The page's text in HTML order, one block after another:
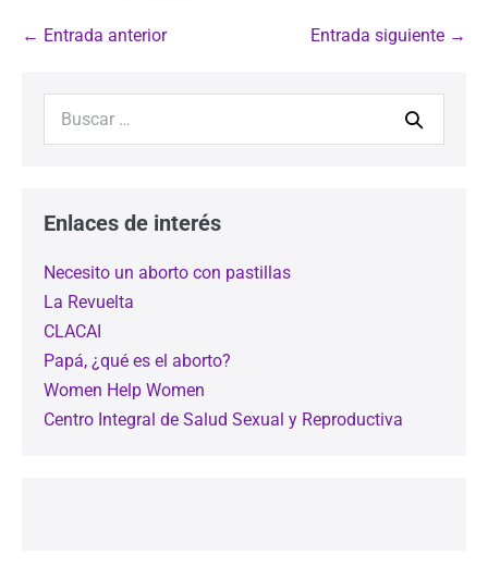
← Entrada anterior Entrada siguiente →
Enlaces de interés
Necesito un aborto con pastillas
La Revuelta
CLACAI
Papá, ¿qué es el aborto?
Women Help Women
Centro Integral de Salud Sexual y Reproductiva